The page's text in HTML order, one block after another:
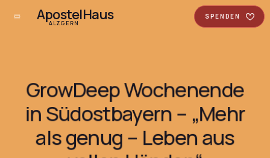
ApostelHaus
ALZGERN
SPENDEN
GrowDeep Wochenende
in Südostbayern – „Mehr
als genug – Leben aus